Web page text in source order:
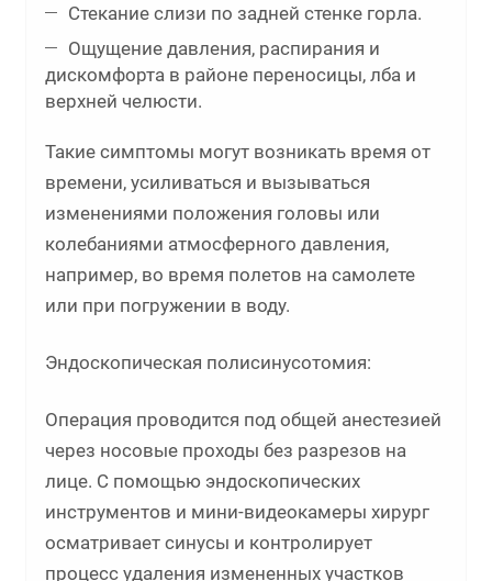
Стекание слизи по задней стенке горла.
Ощущение давления, распирания и
дискомфорта в районе переносицы, лба и
верхней челюсти.
Такие симптомы могут возникать время от
времени, усиливаться и вызываться
изменениями положения головы или
колебаниями атмосферного давления,
например, во время полетов на самолете
или при погружении в воду.
Эндоскопическая полисинусотомия:
Операция проводится под общей анестезией
через носовые проходы без разрезов на
лице. С помощью эндоскопических
инструментов и мини-видеокамеры хирург
осматривает синусы и контролирует
процесс удаления измененных участков